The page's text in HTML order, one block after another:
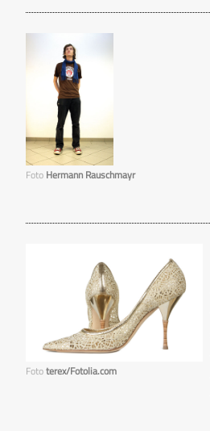
Foto Hermann Rauschmayr
Fototerex/Fotolia.com